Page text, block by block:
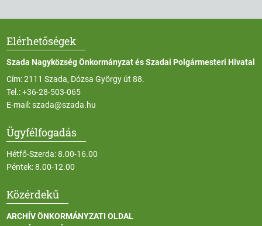
Elérhetőségek
Szada Nagyközség Önkormányzat és Szadai Polgármesteri Hivatal
Cím: 2111 Szada, Dózsa György út 88.
Tel.:+36-28-503-065
E-mail:szada@szada.hu
Ügyfélfogadás
Hétfő-Szerda: 8.00-16.00
Péntek: 8.00-12.00
Közérdekű
ARCHÍV ÖNKORMÁNYZATI OLDAL